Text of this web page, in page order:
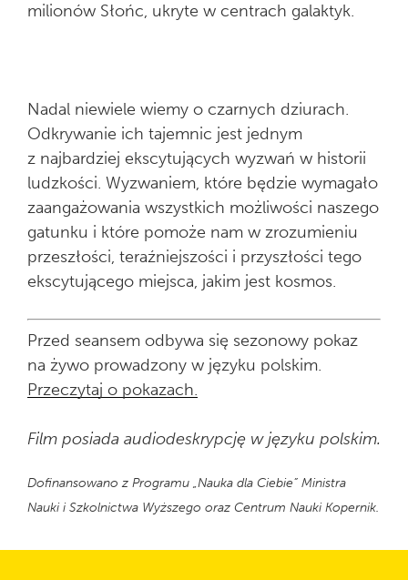
milionów Słońc, ukryte w centrach galaktyk.
Nadal niewiele wiemy o czarnych dziurach.
Odkrywanie ich tajemnic jest jednym
z najbardziej ekscytujących wyzwań w historii
ludzkości. Wyzwaniem, które będzie wymagało
zaangażowania wszystkich możliwości naszego
gatunku i które pomoże nam w zrozumieniu
przeszłości, teraźniejszości i przyszłości tego
ekscytującego miejsca, jakim jest kosmos.
Przed seansem odbywa się sezonowy pokaz
na żywo prowadzony w języku polskim.
Przeczytaj o pokazach.
Film posiada audiodeskrypcję w języku polskim.
Dofinansowano z Programu „Nauka dla Ciebie” Ministra
Nauki i Szkolnictwa Wyższego oraz Centrum Nauki Kopernik.